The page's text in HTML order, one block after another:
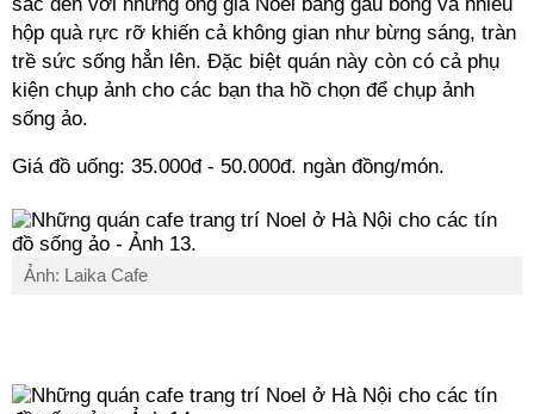
hộp quà rực rỡ khiến cả không gian như bừng sáng, tràn
trề sức sống hẳn lên. Đặc biệt quán này còn có cả phụ
kiện chụp ảnh cho các bạn tha hồ chọn để chụp ảnh
sống ảo.
Giá đồ uống: 35.000đ - 50.000đ. ngàn đồng/món.
Ảnh: Laika Cafe